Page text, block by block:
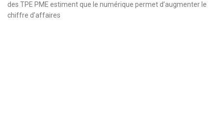
des TPE PME estiment que le numérique permet d’augmenter le
chiffre d’affaires